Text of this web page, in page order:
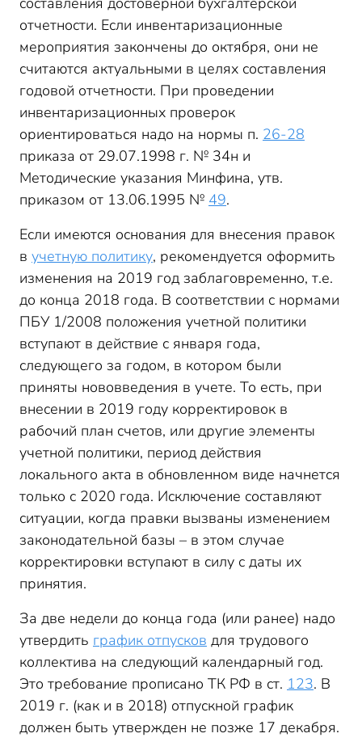
отчетности. Если инвентаризационные
мероприятия закончены до октября, они не
считаются актуальными в целях составления
годовой отчетности. При проведении
инвентаризационных проверок
ориентироваться надо на нормы п. 26-28
приказа от 29.07.1998 г. № 34н и
Методические указания Минфина, утв.
приказом от 13.06.1995 № 49.
Если имеются основания для внесения правок
в учетную политику, рекомендуется оформить
изменения на 2019 год заблаговременно, т.е.
до конца 2018 года. В соответствии с нормами
ПБУ 1/2008 положения учетной политики
вступают в действие с января года,
следующего за годом, в котором были
приняты нововведения в учете. То есть, при
внесении в 2019 году корректировок в
рабочий план счетов, или другие элементы
учетной политики, период действия
локального акта в обновленном виде начнется
только с 2020 года. Исключение составляют
ситуации, когда правки вызваны изменением
законодательной базы – в этом случае
корректировки вступают в силу с даты их
принятия.
За две недели до конца года (или ранее) надо
утвердить график отпусков для трудового
коллектива на следующий календарный год.
Это требование прописано ТК РФ в ст. 123. В
2019 г. (как и в 2018) отпускной график
должен быть утвержден не позже 17 декабря.